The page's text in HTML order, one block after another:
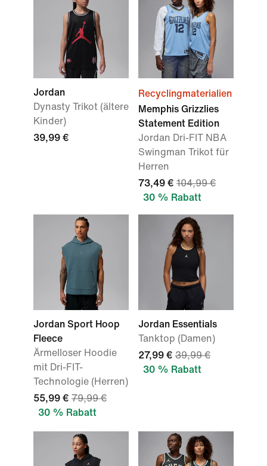
Jordan
Dynasty Trikot (ältere
Kinder)
39,99 €
Recyclingmaterialien
Memphis Grizzlies
Statement Edition
Jordan Dri-FIT NBA
Swingman Trikot für
Herren
73,49 € 104,99 €
30 % Rabatt
Jordan Sport Hoop
Fleece
Ärmelloser Hoodie
mit Dri-FIT-
Technologie (Herren)
55,99 € 79,99 €
30 % Rabatt
Jordan Essentials
Tanktop (Damen)
27,99 € 39,99 €
30 % Rabatt